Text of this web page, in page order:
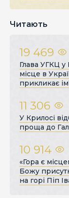
Читають
19 469
Глава УГКЦ у
місце в
прикликає
11 306
У Крилосі
проща до
10 914
«Гора є
Божу
на горі Піп